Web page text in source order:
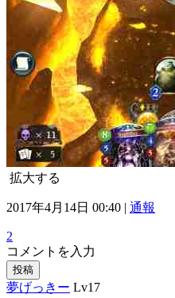
拡大する
2017年4月14日 00:40 | 通報
2
コメントを入力
投稿
夢げっきー Lv17